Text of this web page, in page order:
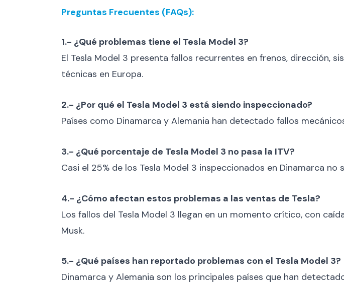
Preguntas Frecuentes (FAQs):
1.- ¿Qué problemas tiene el Tesla Model 3?
El Tesla Model 3 presenta fallos recurrentes en frenos, dirección,
técnicas en Europa.
2.- ¿Por qué el Tesla Model 3 está siendo inspeccionado?
Países como Dinamarca y Alemania han detectado fallos
3.- ¿Qué porcentaje de Tesla Model 3 no pasa la ITV?
Casi el 25% de los Tesla Model 3 inspeccionados en Dinamarca no
4.- ¿Cómo afectan estos problemas a las ventas de Tesla?
Los fallos del Tesla Model 3 llegan en un momento crítico, con
Musk.
5.- ¿Qué países han reportado problemas con el Tesla Model 3?
Dinamarca y Alemania son los principales países que han